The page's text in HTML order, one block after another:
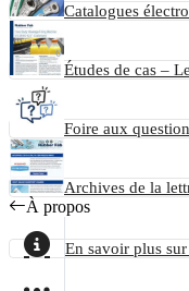
Catalogues
Études de cas –
Foire aux
Archives de la
À propos
En savoir plus